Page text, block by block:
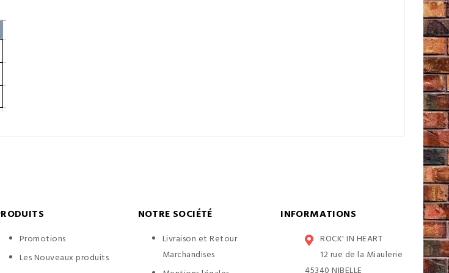
Promotions
Les Nouveaux produits
NOTRE SOCIÉTÉ
Livraison et Retour
Marchandises
INFORMATIONS
ROCK' IN HEART
12 rue de la Miaulerie